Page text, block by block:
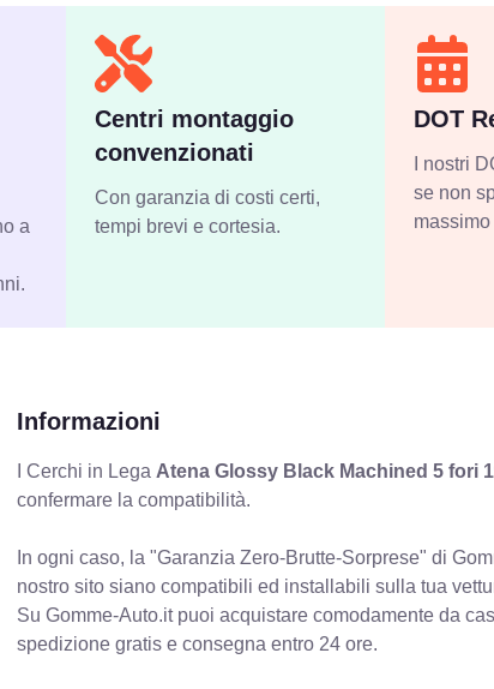
a
Centri montaggio
convenzionati
Con garanzia di costi certi,
tempi brevi e cortesia.
DOT
I nostri
se non
Informazioni
I Cerchi in Lega Atena Glossy Black Machined 5 fori
confermare la compatibilità.
In ogni caso, la "Garanzia Zero-Brutte-Sorprese" di
nostro sito siano compatibili ed installabili sulla tua
Su Gomme-Auto.it puoi acquistare comodamente da
spedizione gratis e consegna entro 24 ore.